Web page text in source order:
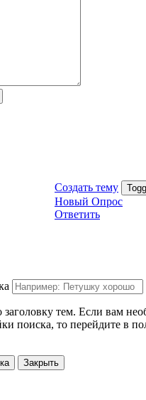
Создать тему
Новый Опрос
Ответить
заголовку тем. Если вам
поиска, то перейдите в
Закрыть